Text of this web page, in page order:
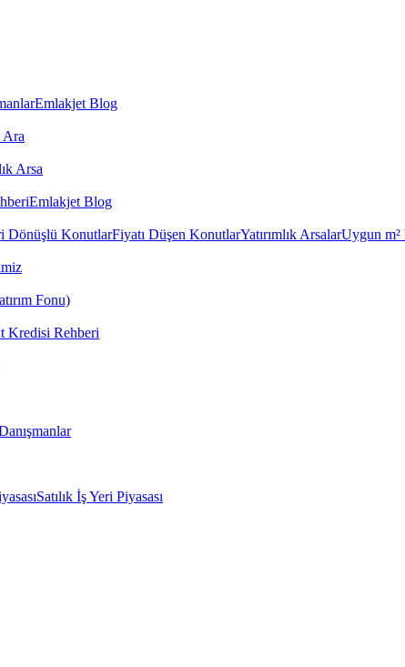
Emlakjet Blog
Ara
Arsa
Emlakjet Blog
Dönüşlü KonutlarFiyatı Düşen KonutlarYatırımlık ArsalarUygun m²
Fonu)
Kredisi Rehberi
Satılık İş Yeri Piyasası